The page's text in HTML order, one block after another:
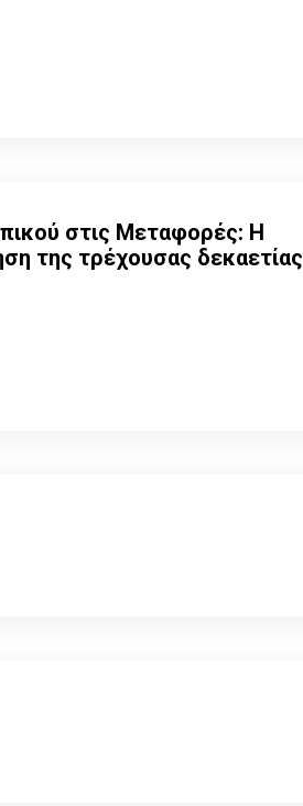
στις Μεταφορές: Η
της τρέχουσας δεκαετίας